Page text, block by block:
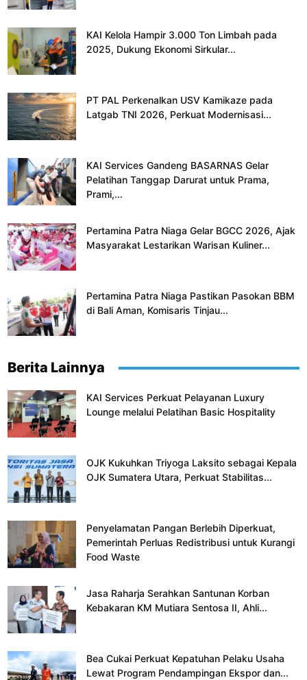
KAI Kelola Hampir 3.000 Ton Limbah pada
2025, Dukung Ekonomi Sirkular...
PT PAL Perkenalkan USV Kamikaze pada
Latgab TNI 2026, Perkuat Modernisasi...
KAI Services Gandeng BASARNAS Gelar
Pelatihan Tanggap Darurat untuk Prama,
Prami,...
Pertamina Patra Niaga Gelar BGCC 2026, Ajak
Masyarakat Lestarikan Warisan Kuliner...
Pertamina Patra Niaga Pastikan Pasokan BBM
di Bali Aman, Komisaris Tinjau...
Berita Lainnya
KAI Services Perkuat Pelayanan Luxury
Lounge melalui Pelatihan Basic Hospitality
OJK Kukuhkan Triyoga Laksito sebagai Kepala
OJK Sumatera Utara, Perkuat Stabilitas...
Penyelamatan Pangan Berlebih Diperkuat,
Pemerintah Perluas Redistribusi untuk Kurangi
Food Waste
Jasa Raharja Serahkan Santunan Korban
Kebakaran KM Mutiara Sentosa II, Ahli...
Bea Cukai Perkuat Kepatuhan Pelaku Usaha
Lewat Program Pendampingan Ekspor dan...